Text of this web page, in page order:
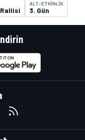
ALT-ETKINLIK
3. Gün